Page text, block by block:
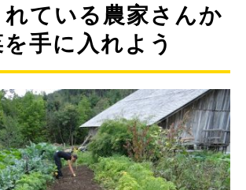
ている農家さんか
手に入れよう